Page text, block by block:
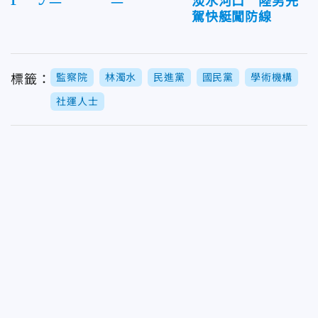
駕快艇闖防線
標籤： 監察院 林濁水 民進黨 國民黨 學術機構
社運人士